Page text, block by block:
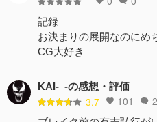
記録
お決まりの展開なのにめ
CG大好き
KAI-_-の感想・評価
3.7 101 2